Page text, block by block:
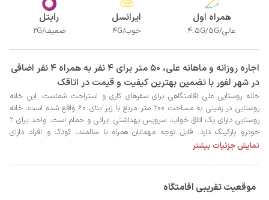
همراه اول
عالی/4.5G/5G
ایرانسل
خوب/4G
رایتل
ضعیف/2G
‫‫اجاره روزانه و ماهانه علی، 50 متر برای 4 نفر به همراه 4 نفر اضافی
در شهر لفور با تضمین بهترین کیفیت و قیمت در اتاقک
نمایش جزئیات بیشتر
موقعیت تقریبی اقامتگاه